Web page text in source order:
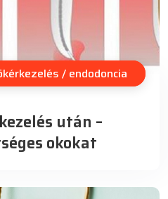
/ endodoncia
után –
okokat